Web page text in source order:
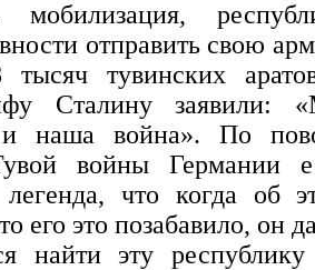
отправить свою
тувинских
Сталину заявили:
наша война». По
войны Германии
легенда, что когда об
его это позабавило, он
найти эту